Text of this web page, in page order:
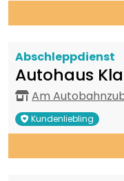
Abschleppdienst
Autohaus
Am
Kundenliebling